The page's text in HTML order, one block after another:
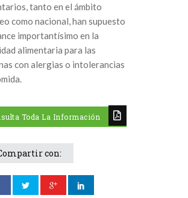
tanto en el ámbito
como nacional, han supuesto
importantísimo en la
alimentaria para las
con alergias o intolerancias
Toda La Información
con: